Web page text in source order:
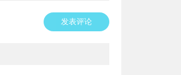
发表评论